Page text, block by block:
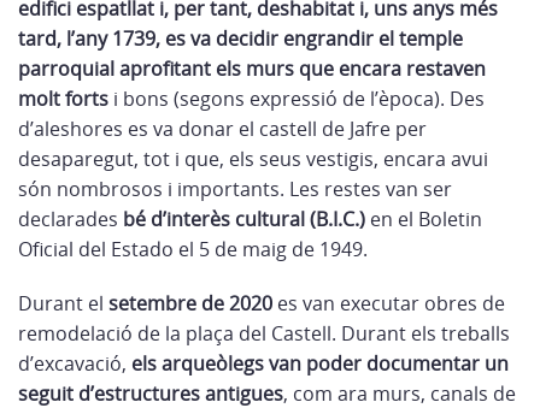
edifici espatllat i, per tant, deshabitat i, uns anys més
tard, l’any 1739, es va decidir engrandir el temple
parroquial aprofitant els murs que encara restaven
molt forts i bons (segons expressió de l’època). Des
d’aleshores es va donar el castell de Jafre per
desaparegut, tot i que, els seus vestigis, encara avui
són nombrosos i importants. Les restes van ser
declarades bé d’interès cultural (B.I.C.) en el Boletin
Oficial del Estado el 5 de maig de 1949.
Durant el setembre de 2020 es van executar obres de
remodelació de la plaça del Castell. Durant els treballs
d’excavació, els arqueòlegs van poder documentar un
seguit d’estructures antigues, com ara murs, canals de